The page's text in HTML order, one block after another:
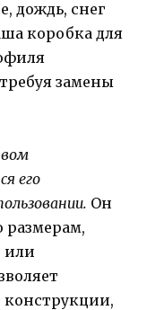
дождь, снег
коробка для
замены
его
Он
размерам,
или
конструкции,